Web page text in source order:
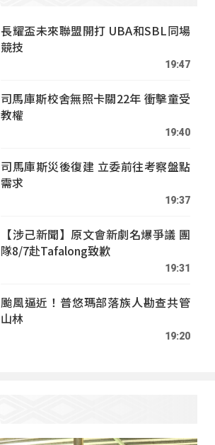
長耀盃未來聯盟開打 UBA和SBL同場
競技
19:47
司馬庫斯校舍無照卡關22年 衝擊童受
教權
19:40
司馬庫斯災後復建 立委前往考察盤點
需求
19:37
【涉己新聞】原文會新劇名爆爭議 團
隊8/7赴Tafalong致歉
19:31
颱風逼近！普悠瑪部落族人勘查共管
山林
19:20